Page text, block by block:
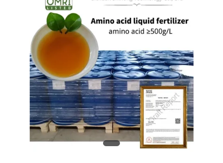
DEMANDEZ
UNE
CITATION
PLAN